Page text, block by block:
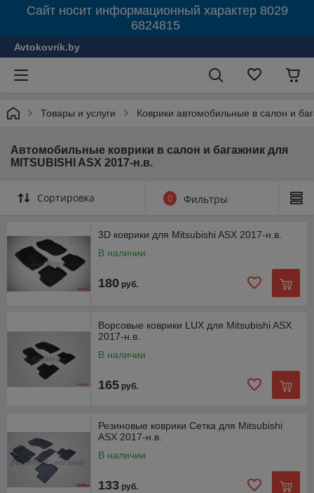
Сайт носит информационный характер 8029
6824815
Avtokovrik.by
Товары и услуги Коврики автомобильные в салон и
Автомобильные коврики в салон и багажник для
MITSUBISHI ASX 2017-н.в.
Сортировка 0 Фильтры
3D коврики для Mitsubishi ASX 2017-н.в.
В наличии
180 руб.
Ворсовые коврики LUX для Mitsubishi ASX
2017-н.в.
В наличии
165 руб.
Резиновые коврики Сетка для Mitsubishi
ASX 2017-н.в.
В наличии
133 руб.